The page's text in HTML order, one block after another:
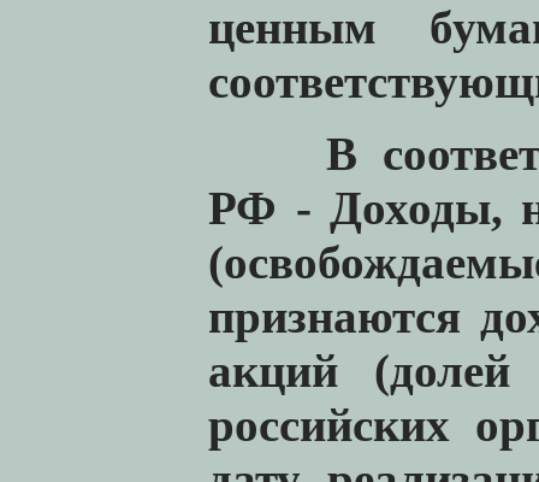
ценным
В
РФ - Доходы,
признаются
акций (долей
российских